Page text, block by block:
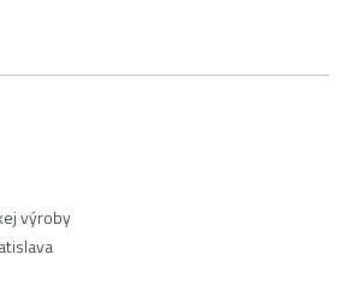
výroby